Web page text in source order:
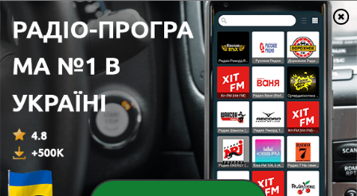
La libre antenne - 03/08/2026
Cet épisode de la Libre Antenne propose une série de témoignages poignants sur la résilience et la quête d'identité. Bastien partage son combat contre le syndrome de Diogène et l'alcoolisme, décrivant comment il a réussi à déconstruire sa muraille protectrice grâce à l'aide associative. L'émission donne également la parole à Isabelle, qui décrit la détresse physique liée à l'accumulation compulsive, ainsi qu'à Eric, qui raconte son combat émotionnel pour sauver son chien Arthur. Le voyage se poursuit avec le récit de Sandy, adoptée au Sri Lanka, dont la quête de ses origines est bouleversée par des révélations ADN liées à un réseau de trafic d'enfants. Enfin, Nathalie partage sa lutte contre les séquelles d'un grave accident et la solitude après le décès de son époux, illustrant le courage nécessaire pour renouer avec le lien social malgré la maladie.
04 серп. 2026
8929 - La libre antenne - 30/07/2026
Cet épisode de la Libre Antenne propose une série de témoignages poignants sur la résilience et la protection. Corentin partage son parcours de transformation physique et mentale après avoir utilisé l'alimentation comme refuge suite au décès de son père, abordant les défis de l'obésité et de la dysmorphophobie. L'émission traite ensuite de la sécurité numérique avec Monsieur Fox, qui expose ses méthodes pour identifier les prédateurs en ligne, avant d'accueillir Clémence, qui raconte comment son rôle d'« enfant pansement » a mené à des burn-outs. Enfin, l'émission se conclut par des interventions sur l'importance du signalement des abus et les crises relationnelles.
31 лип. 2026
Показати інші епізоди